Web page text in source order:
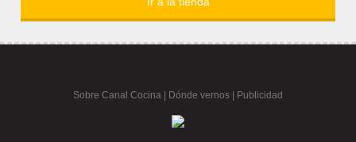
Sobre Canal Cocina Dónde vernos | Publicidad